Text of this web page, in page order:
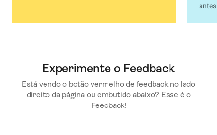
Experimente o Feedback
Está vendo o botão vermelho de feedback no lado
direito da página ou embutido abaixo? Esse é o
Feedback!